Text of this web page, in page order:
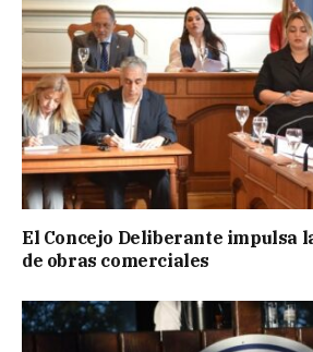
El Concejo Deliberante impulsa
de obras comerciales